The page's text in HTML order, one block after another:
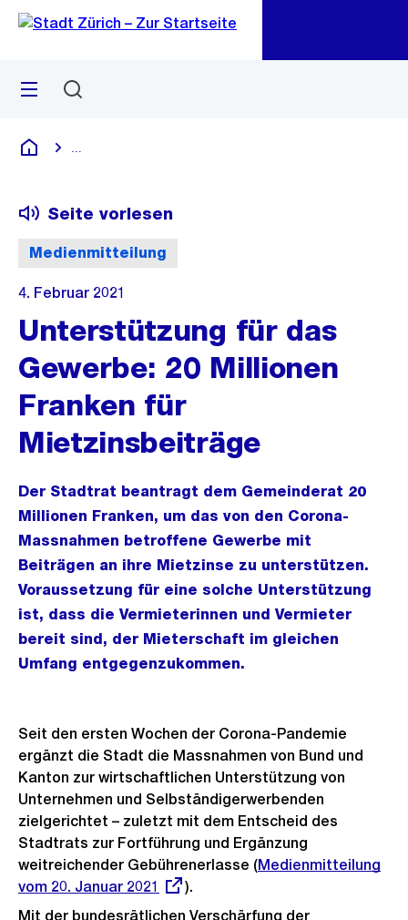
Navigation
Sprunglink
Menü
Deutsch
Medienmitteilung
Seite vorlesen
4. Februar 2021
Unterstützung für das
Gewerbe: 20 Millionen
Franken für
Mietzinsbeiträge
Der Stadtrat beantragt dem Gemeinderat 20
Millionen Franken, um das von den Corona-
Massnahmen betroffene Gewerbe mit
Beiträgen an ihre Mietzinse zu unterstützen.
Voraussetzung für eine solche Unterstützung
ist, dass die Vermieterinnen und Vermieter
bereit sind, der Mieterschaft im gleichen
Umfang entgegenzukommen.
Seit den ersten Wochen der Corona-Pandemie
ergänzt die Stadt die Massnahmen von Bund und
Kanton zur wirtschaftlichen Unterstützung von
Unternehmen und Selbständigerwerbenden
zielgerichtet – zuletzt mit dem Entscheid des
Stadtrats zur Fortführung und Ergänzung
weitreichender Gebührenerlasse (Externer
Medienmitteilung
vom 20. Januar 2021
).
Mit der bundesrätlichen Verschärfung der